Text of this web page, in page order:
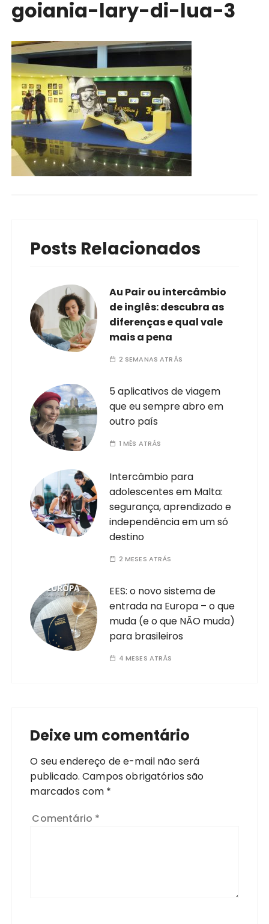
goiania-lary-di-lua-3
Posts Relacionados
Au Pair ou intercâmbio
de inglês: descubra as
diferenças e qual vale
mais a pena
2 SEMANAS ATRÁS
5 aplicativos de viagem
que eu sempre abro em
outro país
1 MÊS ATRÁS
Intercâmbio para
adolescentes em Malta:
segurança, aprendizado e
independência em um só
destino
2 MESES ATRÁS
EES: o novo sistema de
entrada na Europa – o que
muda (e o que NÃO muda)
para brasileiros
4 MESES ATRÁS
Deixe um comentário
O seu endereço de e-mail não será
publicado. Campos obrigatórios são
marcados com *
Comentário *